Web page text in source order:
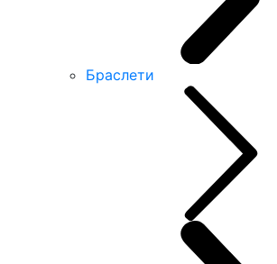
Браслети